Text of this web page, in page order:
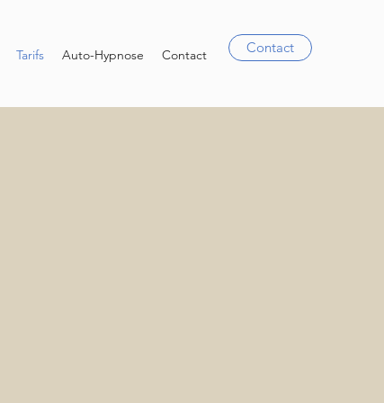
Tarifs Auto-Hypnose Contact Contact